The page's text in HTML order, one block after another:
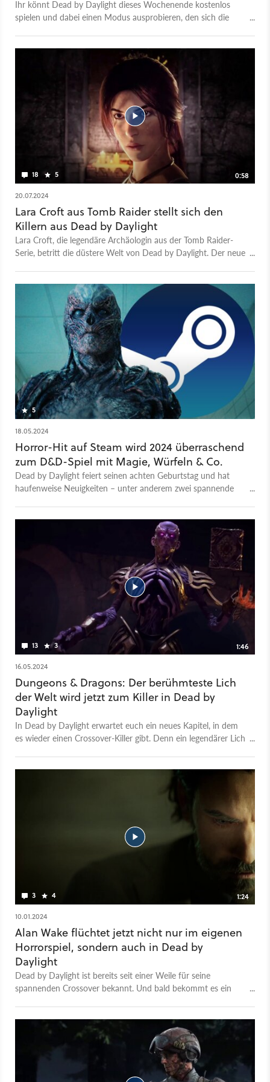
Ihr könnt Dead by Daylight dieses Wochenende kostenlos
spielen und dabei einen Modus ausprobieren, den sich die
18 5
0:58
20.07.2024
Lara Croft aus Tomb Raider stellt sich den
Killern aus Dead by Daylight
Lara Croft, die legendäre Archäologin aus der Tomb Raider-
Serie, betritt die düstere Welt von Dead by Daylight. Der neue
einzigartigen Perks – Finesse, Hardened und Specialist – bringt
sie ihre unerschütterliche Entschlossenheit und ihr
umfangreiches Überlebenswissen ins Spiel, auch wenn sie
ohne ihre vertrauten Waffen auskommen muss.
5
18.05.2024
Horror-Hit auf Steam wird 2024 überraschend
zum D&D-Spiel mit Magie, Würfeln & Co.
Dead by Daylight feiert seinen achten Geburtstag und hat
haufenweise Neuigkeiten – unter anderem zwei spannende
13 3
1:46
16.05.2024
Dungeons & Dragons: Der berühmteste Lich
der Welt wird jetzt zum Killer in Dead by
Daylight
In Dead by Daylight erwartet euch ein neues Kapitel, in dem
es wieder einen Crossover-Killer gibt. Denn ein legendärer Lich
Taktiken einstellen zu müssen. Bei dem ominösen Bösewicht
handelt es sich um Vecna, der mit seiner Magie etwa
umgeworfene Paletten wieder aufstellen oder direkt für die
Überlebenden blockieren kann. Zudem kann er mysteriöse
Geister beschwören, mit denen er gar durch Wände angreifen
kann. Die Überlebenden selbst hingegen können eine Reihe
magischer Gegenstände in den Matches finden, um sich zu
dem Testserver.
3 4
1:24
10.01.2024
Alan Wake flüchtet jetzt nicht nur im eigenen
Horrorspiel, sondern auch in Dead by
Daylight
Dead by Daylight ist bereits seit einer Weile für seine
spannenden Crossover bekannt. Und bald bekommt es ein
dabei von Alan Wake persönlich, der erst jüngst mit Alan
Wake 2 großen Ruhm geerntet hat. Im Video seht ihr ihn an
seiner Schreibmaschine sitzen, bis der Nebel ihn greift und in
die neue Welt zieht. Ihr könnt ab dem 30. Januar 2024
versuchen, als Alan Wake zu überleben.